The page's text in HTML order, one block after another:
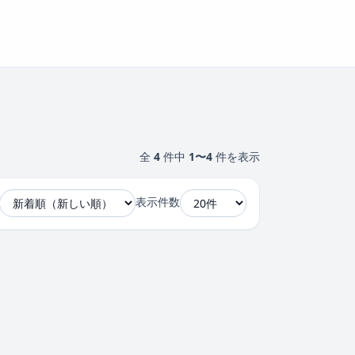
全 4 件中 1〜4 件を表示
表示件数